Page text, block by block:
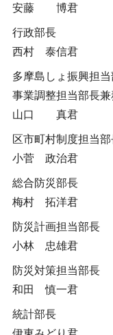
安藤 博君
行政部長
西村 泰信君
多摩島しょ振興担
事業調整担当部長兼
山口 真君
区市町村制度担当部
小菅 政治君
総合防災部長
梅村 拓洋君
防災計画担当部長
小林 忠雄君
防災対策担当部長
和田 慎一君
統計部長